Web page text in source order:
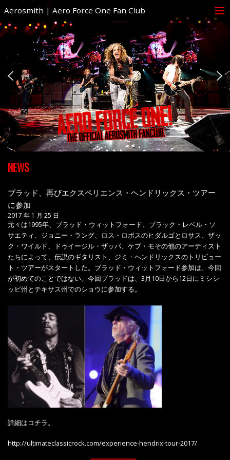
Aerosmith | Aero Force One Fan Club
NEWS
ブラッド、再びエクスペリエンス・ヘンドリックス・ツアー
に参加
2017 年 1 月 25 日
元々は1995年、ブラッド・ウィットフォード、ブラック・レベル・ソ
サエティ、ジョニー・ラング、ロス・ロボスのヒダルゴとロサス、ザッ
ク・ワイルド、ドゥイージル・ザッパ、ケブ・モその他のアーティスト
たちによって、伝説のギタリスト、ジミ・ヘンドリックスのトリビュー
ト・ツアーがスタートした。ブラッド・ウィットフォード参加は、今回
が初めてのことではない。今回ブラッドは、3月10日から12日にミシシ
ッピ州とテキサス州でのショウに参加する。
詳細はコチラ。
http://ultimateclassicrock.com/experience-hendrix-tour-2017/